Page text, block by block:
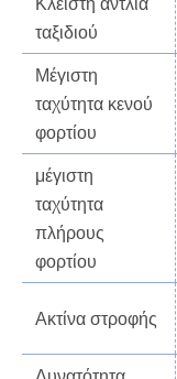
ταξιδιού
Μέγιστη
ταχύτητα κενού
φορτίου
μέγιστη
ταχύτητα
πλήρους
φορτίου
Ακτίνα στροφής